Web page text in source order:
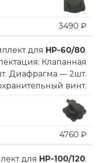
3490 ₽
для HP-60/80.
Клапанная
Диафрагма — 2шт.
винт.
4760 ₽
для HP-100/120.